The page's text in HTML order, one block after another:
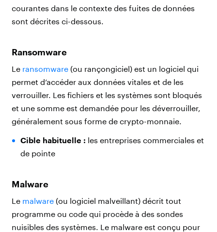
courantes dans le contexte des fuites de données
sont décrites ci-dessous.
Ransomware
Le ransomware (ou rançongiciel) est un logiciel qui
permet d’accéder aux données vitales et de les
verrouiller. Les fichiers et les systèmes sont bloqués
et une somme est demandée pour les déverrouiller,
généralement sous forme de crypto-monnaie.
Cible habituelle : les entreprises commerciales et
de pointe
Malware
Le malware (ou logiciel malveillant) décrit tout
programme ou code qui procède à des sondes
nuisibles des systèmes. Le malware est conçu pour